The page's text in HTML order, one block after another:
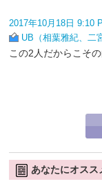
2017年10月18日 9:10
UB（相葉雅紀、二
この2人だからこその
あなたにオスス